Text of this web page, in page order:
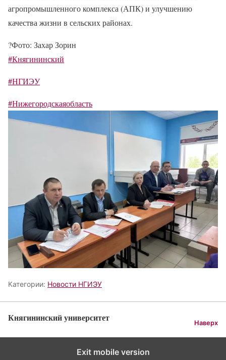
агропромышленного комплекса (АПК) и улучшению
качества жизни в сельских районах.
?Фото: Захар Зорин
#Княгининский
#НГИЭУ
#Нижегородскаяобласть
Категории: Новости НГИЭУ
Княгининский университет Наверх
Exit mobile version